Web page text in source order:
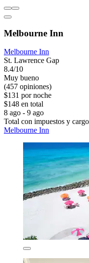
Melbourne Inn
Melbourne Inn
St. Lawrence Gap
8.4/10
Muy bueno
(457 opiniones)
$131 por noche
$148 en total
8 ago - 9 ago
Total con impuestos y
Melbourne Inn